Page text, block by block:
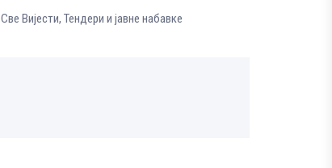
Све Вијести, Тендери и јавне набавке